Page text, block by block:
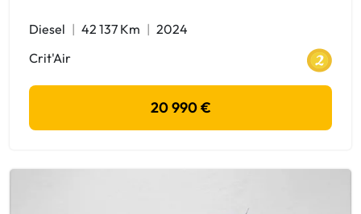
Diesel 42 137 Km
2024
Crit'Air
20 990 €